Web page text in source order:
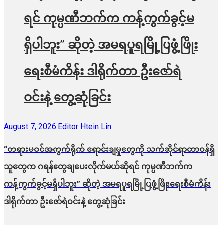
ရင် ကုမ္ပဏီဘက်က ကန့်ကွက်ခွင့်မ
ရှိပါဘူး” ဆိုတဲ့ အမရပူရမြို့ပြဖွံ့ဖြိုး
ရေးစီမံကိန်း ဒါရိုက်တာ ဦးဇော်ရဲ
ဝင်းနဲ့ တွေ့ဆုံခြင်း
August 7, 2026 Editor Htein Lin
“တရားမဝင်အကွက်ရိုက် ရောင်းချမှုတွေကို သက်ဆိုင်ရာတာဝန်ရှိ
သူတွေက ဂရန်တွေချပေးလိုက်မယ်ဆိုရင် ကုမ္ပဏီဘက်က
ကန့်ကွက်ခွင့်မရှိပါဘူး” ဆိုတဲ့ အမရပူရမြို့ပြဖွံ့ဖြိုးရေးစီမံကိန်း
ဒါရိုက်တာ ဦးဇော်ရဲဝင်းနဲ့ တွေ့ဆုံခြင်း